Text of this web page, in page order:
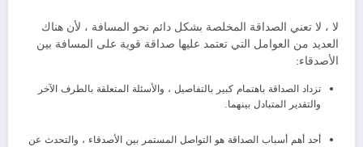
لا ، لا تعني الصداقة المخلصة بشكل دائم نحو المسافة ، لأن هناك
العديد من العوامل التي تعتمد عليها صداقة قوية على المسافة بين
الأصدقاء:
تزداد الصداقة باهتمام كبير بالتفاصيل ، والأسئلة المتعلقة بالطرف الآخر
والتقدير المتبادل بينهما.
أحد أهم أسباب الصداقة هو التواصل المستمر بين الأصدقاء ، والتحدث عن